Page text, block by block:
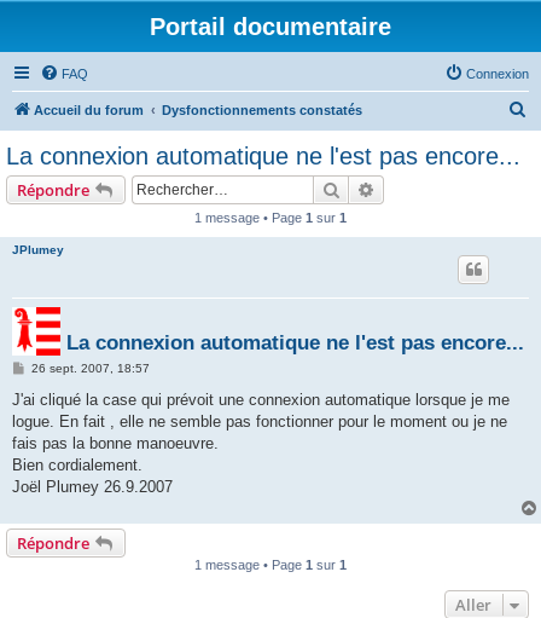
Portail documentaire
FAQ Connexion
Accueil du forum Dysfonctionnements constatés
La connexion automatique ne l'est pas encore...
Répondre Rechercher
1 message • Page 1 sur 1
JPlumey
La connexion automatique ne l'est pas encore...
M
s
a
g
26 sept. 2007, 18:57
J'ai cliqué la case qui prévoit une connexion automatique lorsque je me
logue. En fait , elle ne semble pas fonctionner pour le moment ou je ne
fais pas la bonne manoeuvre.
Bien cordialement.
Joël Plumey 26.9.2007
Répondre
1 message • Page 1 sur 1
Aller